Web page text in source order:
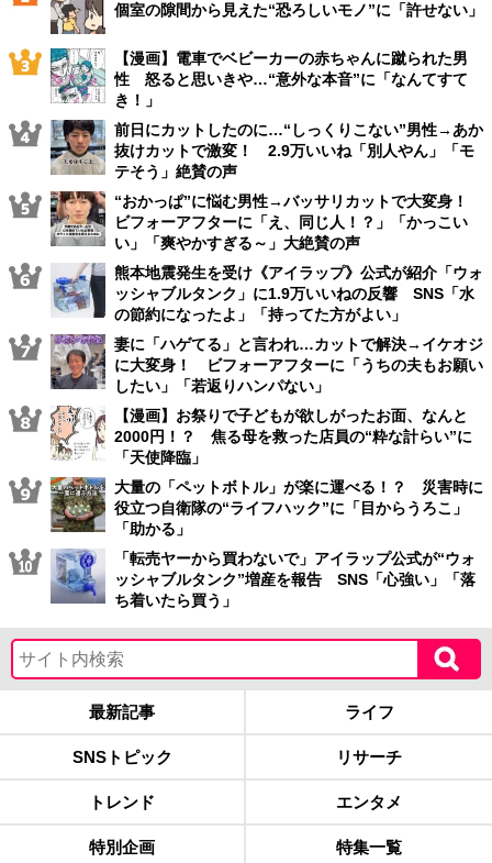
個室の隙間から見えた“恐ろしいモノ”に「許せない」
【漫画】電車でベビーカーの赤ちゃんに蹴られた男
性 怒ると思いきや…“意外な本音”に「なんてすて
き！」
前日にカットしたのに…“しっくりこない”男性→あか
抜けカットで激変！ 2.9万いいね「別人やん」「モ
テそう」絶賛の声
“おかっぱ”に悩む男性→バッサリカットで大変身！
ビフォーアフターに「え、同じ人！？」「かっこい
い」「爽やかすぎる～」大絶賛の声
熊本地震発生を受け《アイラップ》公式が紹介「ウォ
ッシャブルタンク」に1.9万いいねの反響 SNS「水
の節約になったよ」「持ってた方がよい」
妻に「ハゲてる」と言われ…カットで解決→イケオジ
に大変身！ ビフォーアフターに「うちの夫もお願い
したい」「若返りハンパない」
【漫画】お祭りで子どもが欲しがったお面、なんと
2000円！？ 焦る母を救った店員の“粋な計らい”に
「天使降臨」
大量の「ペットボトル」が楽に運べる！？ 災害時に
役立つ自衛隊の“ライフハック”に「目からうろこ」
「助かる」
「転売ヤーから買わないで」アイラップ公式が“ウォ
ッシャブルタンク”増産を報告 SNS「心強い」「落
ち着いたら買う」
最新記事 ライフ
SNSトピック リサーチ
トレンド エンタメ
特別企画 特集一覧